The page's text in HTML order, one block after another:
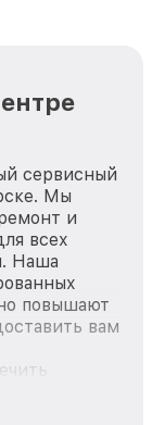
сервисный
Мы
и
всех
Наша
повышают
вам
для
Miele, вне